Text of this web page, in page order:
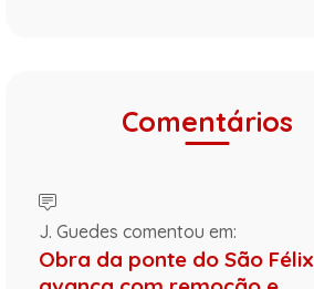
Comentários
J. Guedes comentou em:
Obra da ponte do São Félix